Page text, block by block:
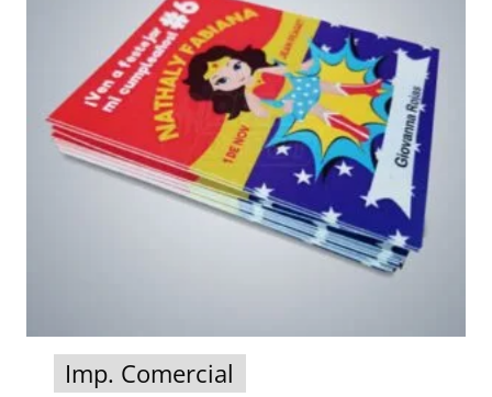
Imp. Comercial